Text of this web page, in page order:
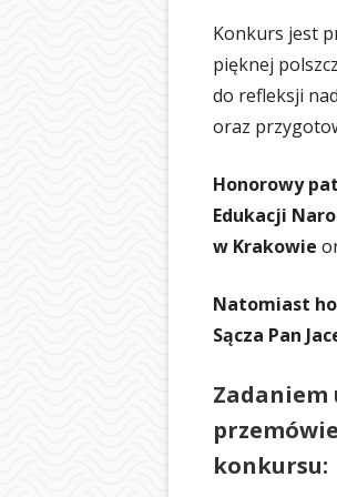
Konkurs jest
pięknej
do refleksji
oraz
Honorowy
Edukacji
w Krakowie
Natomiast
Sącza Pan
Zadaniem
konkursu: